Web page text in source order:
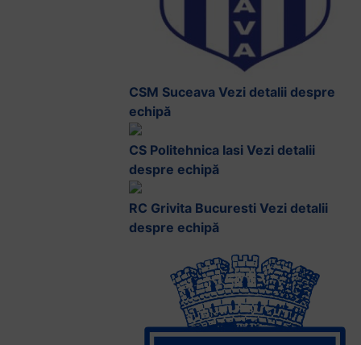
CSM Suceava Vezi detalii despre
echipă
CS Politehnica Iasi Vezi detalii
despre echipă
RC Grivita Bucuresti Vezi detalii
despre echipă